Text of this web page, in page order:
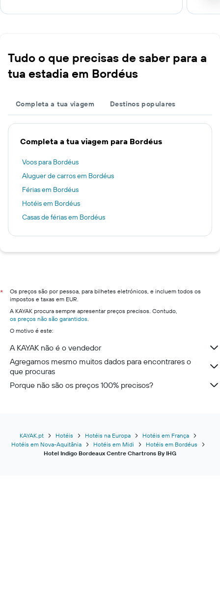
Tudo o que precisas de saber para a
tua estadia em Bordéus
Completa a tua viagem Destinos populares
Completa a tua viagem para Bordéus
Voos para Bordéus
Aluguer de carros em Bordéus
Férias em Bordéus
Hotéis em Bordéus
Casas de férias em Bordéus
*
Os preços são por pessoa, para bilhetes eletrónicos, e incluem todos os
impostos e taxas em EUR.
A KAYAK procura sempre apresentar preços precisos. Contudo,
os preços não são garantidos.
O motivo é este:
A KAYAK não é o vendedor
Agregamos mesmo muitos dados para encontrares o
que procuras
Porque não são os preços 100% precisos?
KAYAK.pt Hotéis Hotéis na Europa
Hotéis em França
Hotéis em Nova-Aquitânia
Hotéis em Midi
Hotéis em Bordéus
Hotel Indigo Bordeaux Centre Chartrons By IHG